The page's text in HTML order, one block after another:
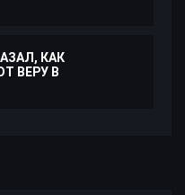
КАК
ВЕРУ В